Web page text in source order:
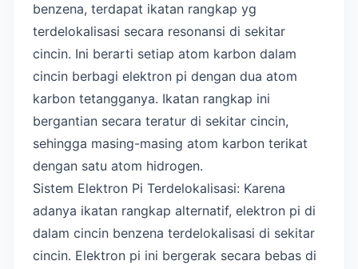
benzena, terdapat ikatan rangkap yg
terdelokalisasi secara resonansi di sekitar
cincin. Ini berarti setiap atom karbon dalam
cincin berbagi elektron pi dengan dua atom
karbon tetangganya. Ikatan rangkap ini
bergantian secara teratur di sekitar cincin,
sehingga masing-masing atom karbon terikat
dengan satu atom hidrogen.
Sistem Elektron Pi Terdelokalisasi: Karena
adanya ikatan rangkap alternatif, elektron pi di
dalam cincin benzena terdelokalisasi di sekitar
cincin. Elektron pi ini bergerak secara bebas di